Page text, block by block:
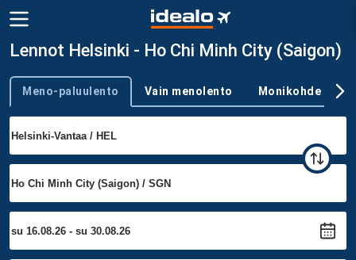
Lennot Helsinki - Ho Chi Minh City (Saigon)
Trip type
Meno-paluulento Vain menolento Monikohde